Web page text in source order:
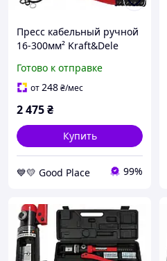
Пресс кабельный ручной
16-300мм² Kraft&Dele
worry-free-shopping-
Готово к отправке
от248₴/мес
2 475₴
Купить
💙💛 Good Place 99%